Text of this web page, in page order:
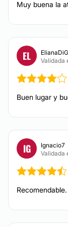
Tarjeta
Otros
Eliminar
Lunares
Verrugas
Vitiligo
CIRUGÍA
Muy buena la
EL
Validada
Buen lugar y
IG
Ignacio7
Validada